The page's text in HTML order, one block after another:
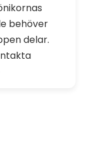
behöver
delar.